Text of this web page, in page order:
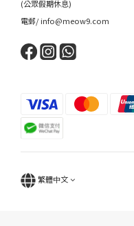
(公眾假期休息)
電郵/ info@meow9.com
繁體中文